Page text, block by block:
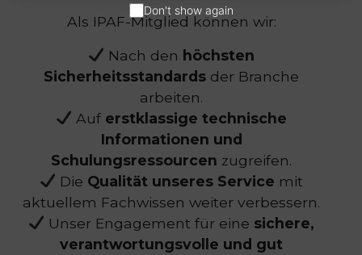
Als IPAF-Mitglied können wir:
Nach den höchsten
Sicherheitsstandards der Branche
arbeiten.
Auf erstklassige technische
Informationen und
Schulungsressourcen zugreifen.
Die Qualität unseres Service mit
aktuellem Fachwissen weiter verbessern.
Unser Engagement für eine sichere,
verantwortungsvolle und gut
Don't show again